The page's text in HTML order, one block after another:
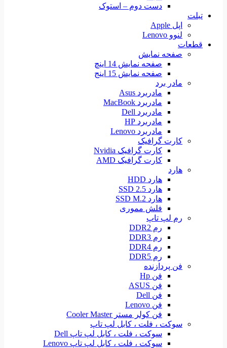
دست دوم – استوک
تبلت
اپل Apple
لنوو Lenovo
قطعات
صفحه نمایش
صفحه نمایش 14 اینچ
صفحه نمایش 15 اینج
مادر برد
مادربرد Asus
مادربرد MacBook
مادربرد Dell
مادربرد HP
مادربرد Lenovo
کارت گرافیک
کارت گرافیک Nvidia
کارت گرافیک AMD
هارد
هارد HDD
هارد SSD 2.5
هارد SSD M.2
فلش مموری
رم لپ تاپ
رم DDR2
رم DDR3
رم DDR4
رم DDR5
فن پردازنده
فن Hp
فن ASUS
فن Dell
فن Lenovo
فن کولر مستر Cooler Master
سوکت ، فلت ، کابل لپ تاپ
سوکت ، فلت ، کابل لپ تاپ Dell
سوکت ، فلت ، کابل لپ تاپ Lenovo